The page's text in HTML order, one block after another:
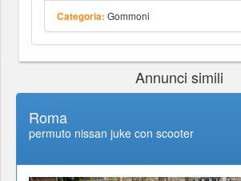
Categoria: Gommoni
Annunci simili
Roma
permuto nissan juke con scooter